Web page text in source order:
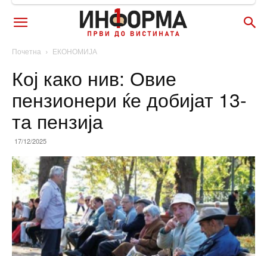
Почетна ЕКОНОМИЈА
Кој како нив: Овие
пензионери ќе добијат 13-
та пензија
17/12/2025